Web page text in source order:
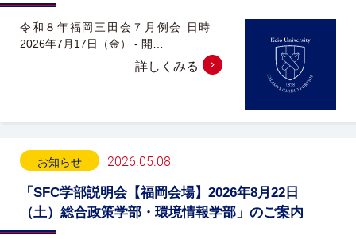
令和８年福岡三田会７月例会 日時
2026年7月17日（金） - 開…
詳しくみる
お知らせ 2026.05.08
「SFC学部説明会【福岡会場】2026年8月22日
（土）総合政策学部・環境情報学部」のご案内